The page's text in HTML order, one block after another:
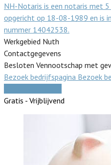
NH-Notaris is een notaris met
opgericht op 18-08-1989 en is
nummer 14042538.
Werkgebied Nuth
Contactgegevens
Besloten Vennootschap met
Bezoek bedrijfspagina Bezoek
Gratis - Vrijblijvend